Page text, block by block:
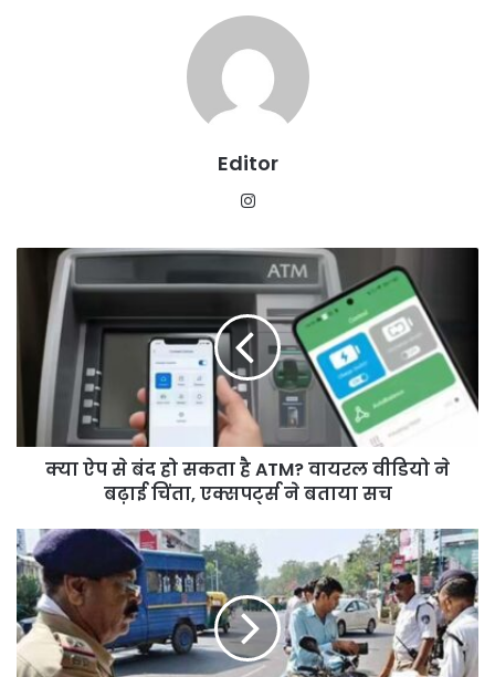
Editor
सकता
ATM?
वायरल
वीडियो
चिंता,
एक्सपर्ट्स
ने
बताया
सच
क्या ऐप से बंद हो सकता है ATM? वायरल वीडियो ने
बढ़ाई चिंता, एक्सपर्ट्स ने बताया सच
पंचकूला
में
ट्रैफिक
नियम
तोड़ने
वालों